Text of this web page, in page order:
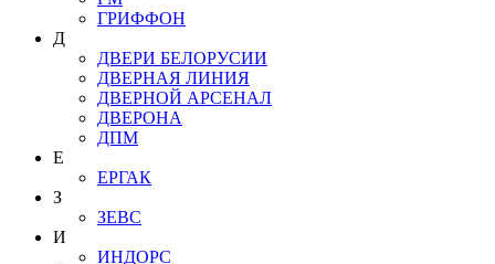
ГРИФФОН
Д
ДВЕРИ БЕЛОРУСИИ
ДВЕРНАЯ ЛИНИЯ
ДВЕРНОЙ АРСЕНАЛ
ДВЕРОНА
ДПМ
Е
ЕРГАК
З
ЗЕВС
И
ИНДОРС